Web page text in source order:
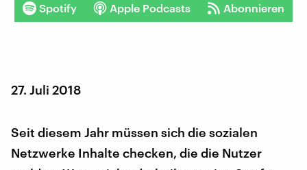
Spotify Apple Podcasts Abonnieren
27. Juli 2018
Seit diesem Jahr müssen sich die sozialen
Netzwerke Inhalte checken, die die Nutzer